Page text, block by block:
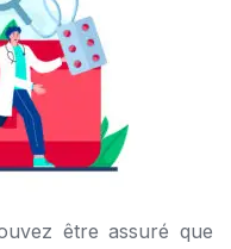
être assuré que